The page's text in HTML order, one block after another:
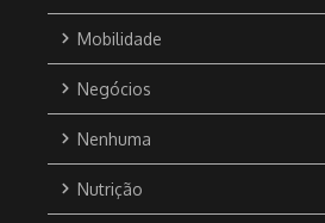
Mobilidade
Negócios
Nenhuma
Nutrição